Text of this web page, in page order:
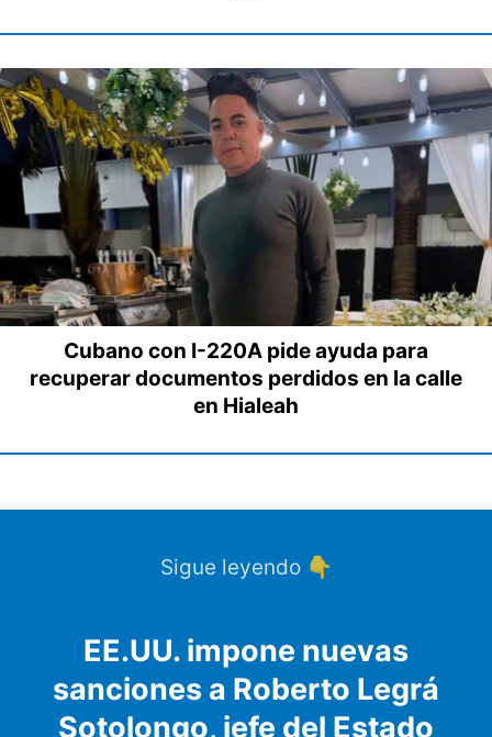
Cubano con I-220A pide ayuda para
recuperar documentos perdidos en la calle
en Hialeah
Sigue leyendo 👇